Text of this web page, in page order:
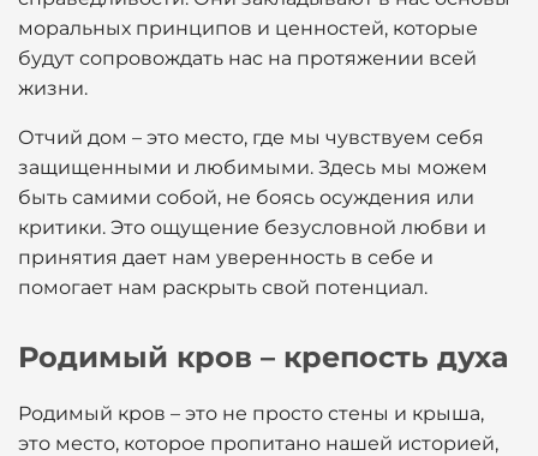
моральных принципов и ценностей, которые
будут сопровождать нас на протяжении всей
жизни.
Отчий дом – это место, где мы чувствуем себя
защищенными и любимыми. Здесь мы можем
быть самими собой, не боясь осуждения или
критики. Это ощущение безусловной любви и
принятия дает нам уверенность в себе и
помогает нам раскрыть свой потенциал.
Родимый кров – крепость духа
Родимый кров – это не просто стены и крыша,
это место, которое пропитано нашей историей,